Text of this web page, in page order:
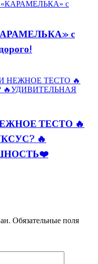
с
ТЕСТО 🔥
🔥
Обязательные поля